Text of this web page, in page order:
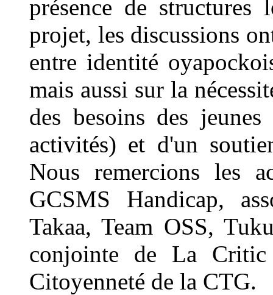
présence de structures
projet, les discussions
entre identité
mais aussi sur la
des besoins des
activités) et d'un
Nous remercions les
GCSMS Handicap,
Takaa, Team OSS,
conjointe de La
Citoyenneté de la CTG.